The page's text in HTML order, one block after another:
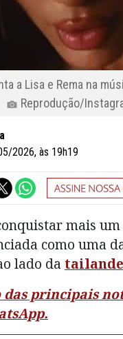
a Lisa e Rema na
Reprodução/
2026, às 19h19
mais
como uma
lado da
principais